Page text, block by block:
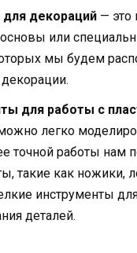
для декораций — это
или
мы будем
для работы с
легко
точной работы нам
такие как ножики,
инструменты
деталей.